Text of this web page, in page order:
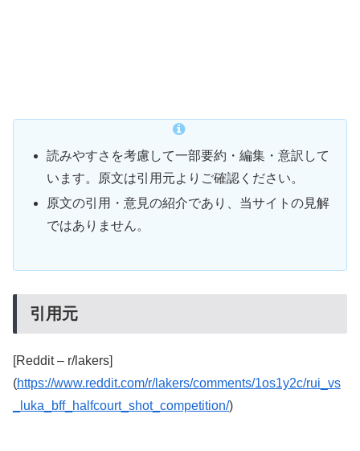
読みやすさを考慮して一部要約・編集・意訳して
います。原文は引用元よりご確認ください。
原文の引用・意見の紹介であり、当サイトの見解
ではありません。
引用元
[Reddit – r/lakers]
(https://www.reddit.com/r/lakers/comments/1os1y2c/rui_vs
_luka_bff_halfcourt_shot_competition/)